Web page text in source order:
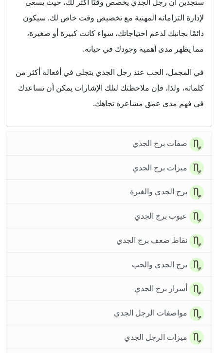
لإدارة التزاماته المهنية مع تخصيص وقت خاص لك. سيكون
دائمًا بجانبك لدعم احتياجاتك، سواء كانت كبيرة أو صغيرة،
مما يظهر مدى أهمية وجودك في حياته.
في المجمل، الحب عند رجل الجدي يتجلى في أفعاله أكثر من
كلماته، ولذا، فإن ملاحظتك لتلك الإشارات يمكن أن تساعدك
في فهم مدى عمق مشاعره تجاهك.
صفات برج الجدي
ميزات برج الجدي
برج الجدي والغيرة
عيوب برج الجدي
نقاط ضعف برج الجدي
برج الجدي والحب
أسرار برج الجدي
مواصفات الرجل الجدي
ميزات الرجل الجدي